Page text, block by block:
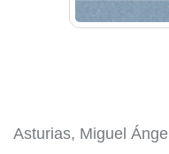
Asturias, Miguel Ángel